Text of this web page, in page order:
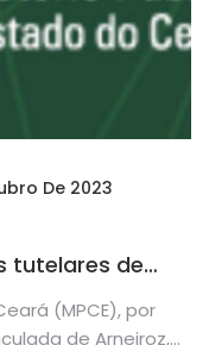
De 2023
tutelares de
utilizar
(MPCE), por
de Arneiroz,